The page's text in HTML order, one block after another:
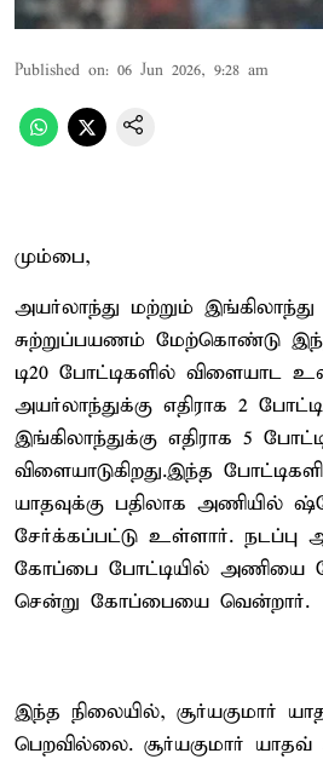
Published on: 06 Jun 2026, 9:28 am
மும்பை,
அயர்லாந்து மற்றும் இங்கிலாந்து
சுற்றுப்பயணம் மேற்கொண்டு
டி20 போட்டிகளில் விளையாட
அயர்லாந்துக்கு எதிராக 2
இங்கிலாந்துக்கு எதிராக 5
விளையாடுகிறது.இந்த
யாதவுக்கு பதிலாக அணியில்
சேர்க்கப்பட்டு உள்ளார். நடப்பு
கோப்பை போட்டியில் அணியை
சென்று கோப்பையை வென்றார்.
இந்த நிலையில், சூர்யகுமார்
பெறவில்லை. சூர்யகுமார் யாதவ்